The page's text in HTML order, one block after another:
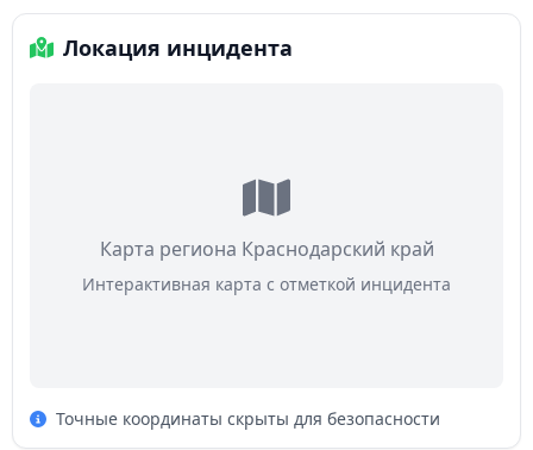
Локация инцидента
Карта региона Краснодарский край
Интерактивная карта с отметкой инцидента
Точные координаты скрыты для безопасности